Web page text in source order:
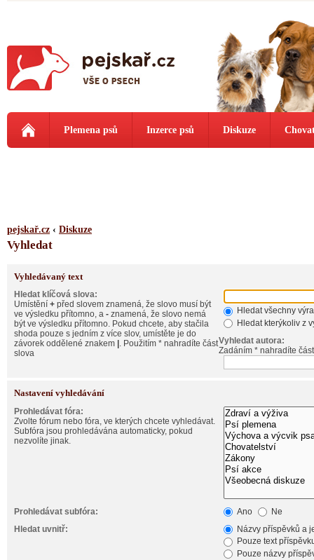
Plemena psů Inzerce psů Diskuze
pejskař.cz ‹ Diskuze
Vyhledat
Vyhledávaný text
Hledat klíčová slova:
Umístění + před slovem znamená, že slovo musí být
ve výsledku přítomno, a - znamená, že slovo nemá
být ve výsledku přítomno. Pokud chcete, aby stačila
shoda pouze s jedním z více slov, umístěte je do
závorek oddělené znakem . Použitím * nahradíte část
slova
Hledat všechny
Hledat kterýkoliv z
Vyhledat autora:
Zadáním * nahradíte
Nastavení vyhledávání
Prohledávat fóra:
Zvolte fórum nebo fóra, ve kterých chcete vyhledávat.
Subfóra jsou prohledávána automaticky, pokud
nezvolíte jinak.
Prohledávat subfóra: Ano
Ne
Hledat uvnitř:
Názvy příspěvků a
Pouze text
Pouze názvy